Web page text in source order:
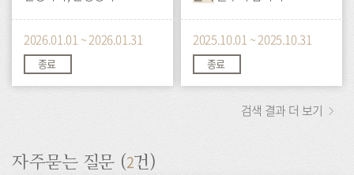
2026.01.01 ~ 2026.01.31
종료
2025.10.01 ~ 2025.10.31
종료
검색 결과 더 보기
자주묻는 질문 (2건)